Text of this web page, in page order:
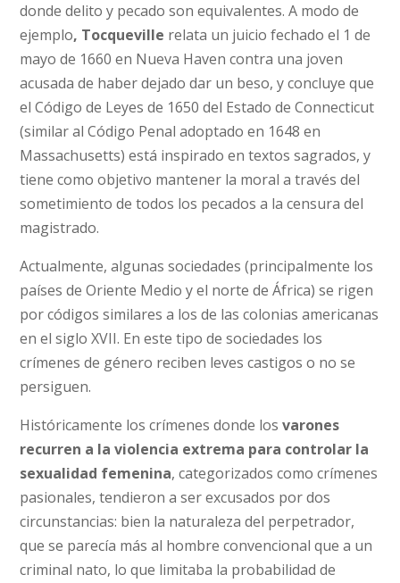
donde delito y pecado son equivalentes. A modo de
ejemplo, Tocqueville relata un juicio fechado el 1 de
mayo de 1660 en Nueva Haven contra una joven
acusada de haber dejado dar un beso, y concluye que
el Código de Leyes de 1650 del Estado de Connecticut
(similar al Código Penal adoptado en 1648 en
Massachusetts) está inspirado en textos sagrados, y
tiene como objetivo mantener la moral a través del
sometimiento de todos los pecados a la censura del
magistrado.
Actualmente, algunas sociedades (principalmente los
países de Oriente Medio y el norte de África) se rigen
por códigos similares a los de las colonias americanas
en el siglo XVII. En este tipo de sociedades los
crímenes de género reciben leves castigos o no se
persiguen.
Históricamente los crímenes donde losvarones
recurren a la violencia extrema para controlar la
sexualidad femenina, categorizados como crímenes
pasionales, tendieron a ser excusados ​​por dos
circunstancias: bien la naturaleza del perpetrador,
que se parecía más al hombre convencional que a un
criminal nato, lo que limitaba la probabilidad de